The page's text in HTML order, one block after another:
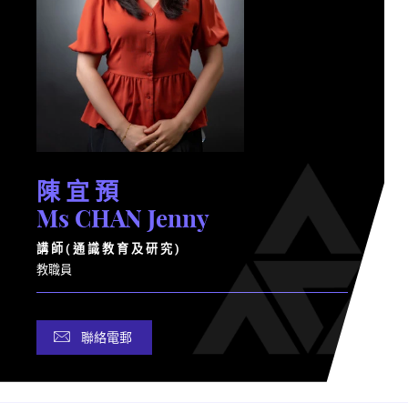
陳 宜 預
Ms CHAN Jenny
講 師 ( 通 識 教 育 及 研 究 )
教職員
聯絡電郵